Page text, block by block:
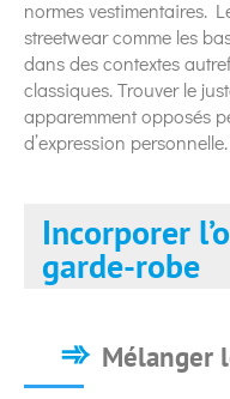
normes vestimentaires.
streetwear comme les
dans des contextes
classiques. Trouver le
apparemment opposés
d’expression personnelle.
Incorporer
garde-robe
Mélanger